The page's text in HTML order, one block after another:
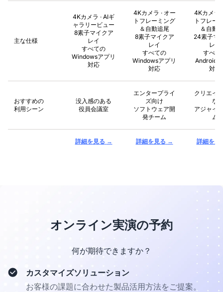
主な仕様
4Kカメラ · AIギ
ャラリービュー
8素子マイクア
レイ
すべての
Windowsアプリ
対応
4Kカメラ · オー
トフレーミング
＆自動追尾
8素子マイクア
レイ
すべての
Windowsアプリ
対応
4Kカメラ
トフレー
＆自動
24素子マ
レイ
すべて
Android
対応
おすすめの
利用シーン
没入感のある
役員会議室
エンタープライ
ズ向け
ソフトウェア開
発チーム
クリエイ
な
アジャイ
ム
詳細を見る → 詳細を見る → 詳細を見
オンライン実演の予約
何が期待できますか？
カスタマイズソリューション
お客様の課題に合わせた製品活用方法をご提案。